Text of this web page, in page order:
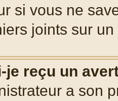
si vous ne
joints sur un
je reçu un
a son